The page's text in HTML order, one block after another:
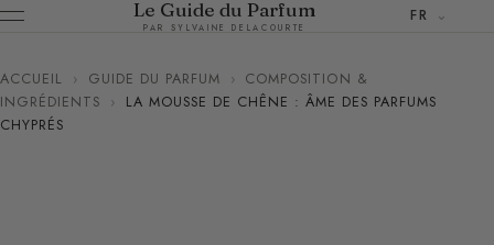
Le Guide du Parfum
PAR SYLVAINE DELACOURTE
FR
ACCUEIL › GUIDE DU PARFUM › COMPOSITION &
INGRÉDIENTS
›
LA MOUSSE DE CHÊNE : ÂME DES PARFUMS
CHYPRÉS